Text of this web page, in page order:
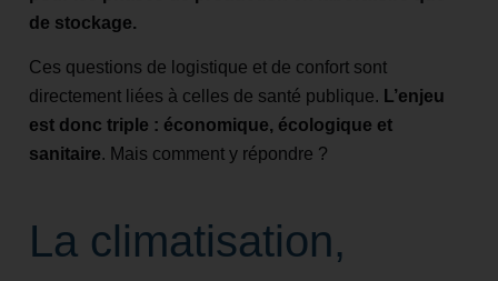
de stockage.
Ces questions de logistique et de confort sont
directement liées à celles de santé publique. L’enjeu
est donc triple : économique, écologique et
sanitaire. Mais comment y répondre ?
La climatisation,